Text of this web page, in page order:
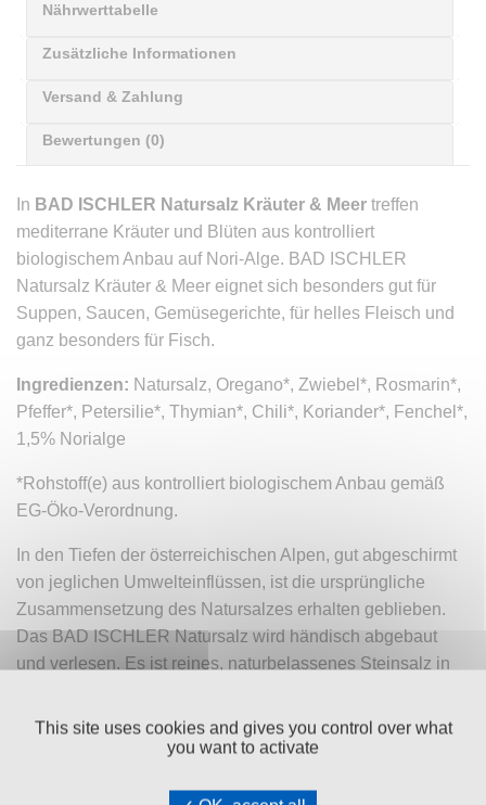
Nährwerttabelle
Zusätzliche Informationen
Versand & Zahlung
Bewertungen (0)
In BAD ISCHLER Natursalz Kräuter & Meertreffen
mediterrane Kräuter und Blüten aus kontrolliert
biologischem Anbau auf Nori-Alge. BAD ISCHLER
Natursalz Kräuter & Meer eignet sich besonders gut für
Suppen, Saucen, Gemüsegerichte, für helles Fleisch und
ganz besonders für Fisch.
Ingredienzen: Natursalz, Oregano*, Zwiebel*, Rosmarin*,
Pfeffer*, Petersilie*, Thymian*, Chili*, Koriander*, Fenchel*,
1,5% Norialge
*Rohstoff(e) aus kontrolliert biologischem Anbau gemäß
EG-Öko-Verordnung.
In den Tiefen der österreichischen Alpen, gut abgeschirmt
von jeglichen Umwelteinflüssen, ist die ursprüngliche
Zusammensetzung des Natursalzes erhalten geblieben.
Das BAD ISCHLER Natursalz wird händisch abgebaut
und verlesen. Es ist reines, naturbelassenes Steinsalz in
und milden Geschmack.
This site uses cookies and gives you control over what
you want to activate